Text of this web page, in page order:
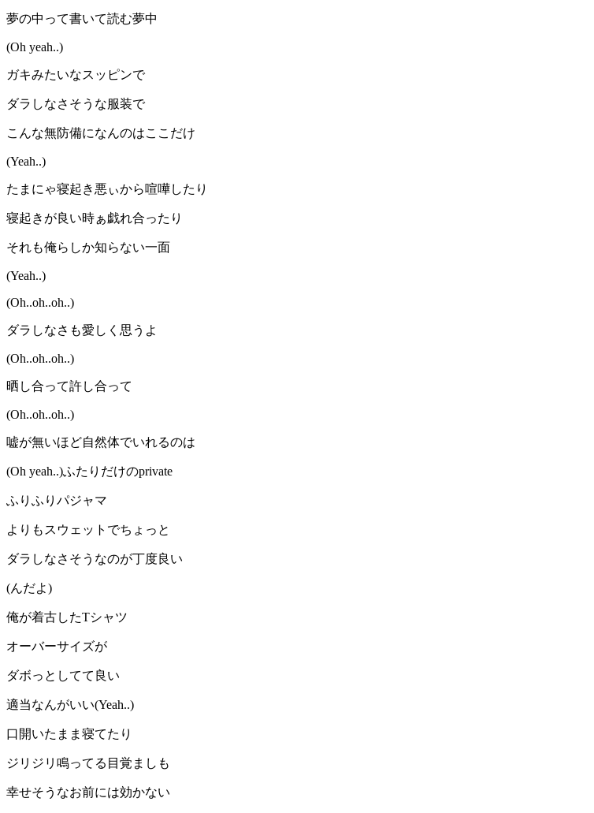
夢の中って書いて読む夢中
(Oh yeah..)
ガキみたいなスッピンで
ダラしなさそうな服装で
こんな無防備になんのはここだけ
(Yeah..)
たまにゃ寝起き悪ぃから喧嘩したり
寝起きが良い時ぁ戯れ合ったり
それも俺らしか知らない一面
(Yeah..)
(Oh..oh..oh..)
ダラしなさも愛しく思うよ
(Oh..oh..oh..)
晒し合って許し合って
(Oh..oh..oh..)
嘘が無いほど自然体でいれるのは
(Oh yeah..)ふたりだけのprivate
ふりふりパジャマ
よりもスウェットでちょっと
ダラしなさそうなのが丁度良い
(んだよ)
俺が着古したTシャツ
オーバーサイズが
ダボっとしてて良い
適当なんがいい(Yeah..)
口開いたまま寝てたり
ジリジリ鳴ってる目覚ましも
幸せそうなお前には効かない